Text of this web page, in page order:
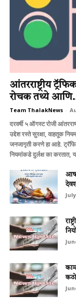
आंतरराष्ट्रीय
रोचक तथ्ये
Team ThalakNews -
दरवर्षी ५ ऑगस्ट रोजी
उद्देश रस्ते सुरक्षा, वाहतूक
जनजागृती करणे हा आहे.
नियमांकडे दुर्लक्ष का करतात,